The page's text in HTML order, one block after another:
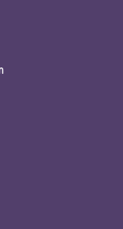
S’ouvre